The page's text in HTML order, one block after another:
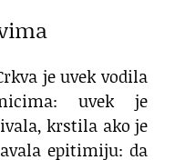
je uvek vodila
uvek je
krstila ako je
epitimiju: da